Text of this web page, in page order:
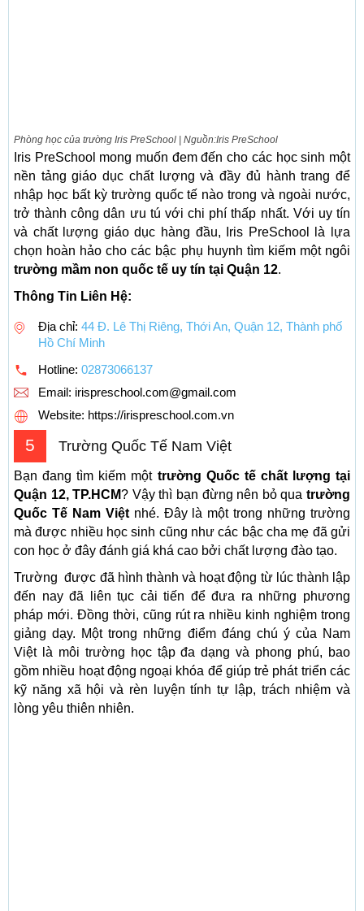
Phòng học của trường Iris PreSchool | Nguồn:Iris PreSchool
Iris PreSchool mong muốn đem đến cho các học sinh một
nền tảng giáo dục chất lượng và đầy đủ hành trang để
nhập học bất kỳ trường quốc tế nào trong và ngoài nước,
trở thành công dân ưu tú với chi phí thấp nhất. Với uy tín
và chất lượng giáo dục hàng đầu, Iris PreSchool là lựa
chọn hoàn hảo cho các bậc phụ huynh tìm kiếm một ngôi
trường mầm non quốc tế uy tín tại Quận 12.
Thông Tin Liên Hệ:
Địa chỉ: 44 Đ. Lê Thị Riêng, Thới An, Quận 12, Thành phố
Hồ Chí Minh
Hotline: 02873066137
Email: irispreschool.com@gmail.com
Website: https://irispreschool.com.vn
5 Trường Quốc Tế Nam Việt
Bạn đang tìm kiếm một trường Quốc tế chất lượng tại
Quận 12, TP.HCM? Vậy thì bạn đừng nên bỏ quatrường
Quốc Tế Nam Việtnhé. Đây là một trong những trường
mà được nhiều học sinh cũng như các bậc cha mẹ đã gửi
con học ở đây đánh giá khá cao bởi chất lượng đào tạo.
Trường được đã hình thành và hoạt động từ lúc thành lập
đến nay đã liên tục cải tiến để đưa ra những phương
pháp mới. Đồng thời, cũng rút ra nhiều kinh nghiệm trong
giảng dạy. Một trong những điểm đáng chú ý của Nam
Việt là môi trường học tập đa dạng và phong phú, bao
gồm nhiều hoạt động ngoại khóa để giúp trẻ phát triển các
kỹ năng xã hội và rèn luyện tính tự lập, trách nhiệm và
lòng yêu thiên nhiên.